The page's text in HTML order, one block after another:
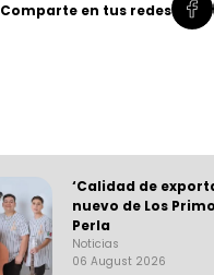
‘Calidad de
nuevo de Los
Perla
Noticias
06 August 2026
Comparte en tus redes